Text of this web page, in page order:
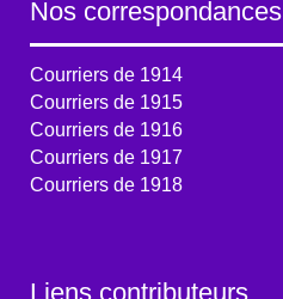
Nos correspondances
Courriers de 1914
Courriers de 1915
Courriers de 1916
Courriers de 1917
Courriers de 1918
Liens contributeurs